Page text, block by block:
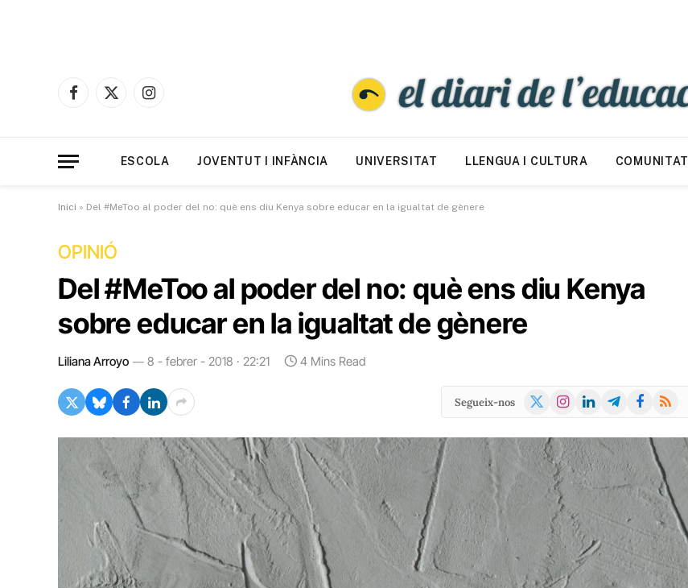
Facebook
X
Instagram
ESCOLA JOVENTUT I INFÀNCIA UNIVERSITAT LLENGUA I CULTURA COMUNITAT
Inici » Del #MeToo al poder del no: què ens diu Kenya sobre educar en la igualtat de gènere
OPINIÓ
Del #MeToo al poder del no: què ens diu Kenya
sobre educar en la igualtat de gènere
Liliana Arroyo 8 - febrer - 2018 · 22:21 4 Mins Read
Segueix-nos
X
Instagram
LinkedInTelegramFacebook
RSS